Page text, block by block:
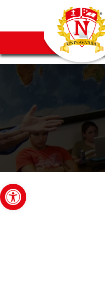
Abrir barra